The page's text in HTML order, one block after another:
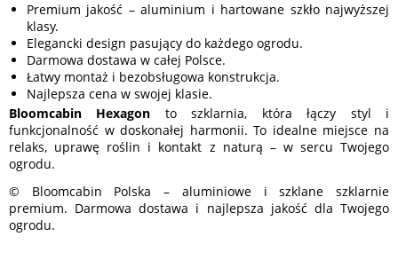
Premium jakość – aluminium i hartowane szkło najwyższej
klasy.
Elegancki design pasujący do każdego ogrodu.
Darmowa dostawa w całej Polsce.
Łatwy montaż i bezobsługowa konstrukcja.
Najlepsza cena w swojej klasie.
Bloomcabin Hexagon to szklarnia, która łączy styl i
funkcjonalność w doskonałej harmonii. To idealne miejsce na
relaks, uprawę roślin i kontakt z naturą – w sercu Twojego
ogrodu.
© Bloomcabin Polska – aluminiowe i szklane szklarnie
premium. Darmowa dostawa i najlepsza jakość dla Twojego
ogrodu.